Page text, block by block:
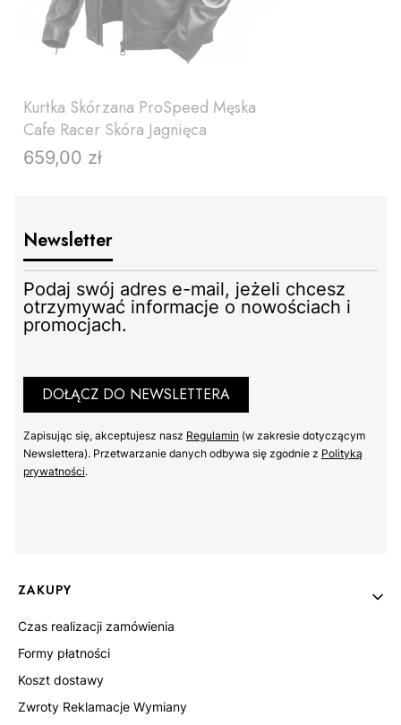
Kurtka Skórzana ProSpeed Męska
Cafe Racer Skóra Jagnięca
Cena
659,00 zł
Newsletter
Podaj swój adres e-mail, jeżeli chcesz
otrzymywać informacje o nowościach i
promocjach.
DOŁĄCZ DO NEWSLETTERA
Zapisując się, akceptujesz nasz ​ Regulamin ​​​ (w zakresie dotyczącym
Newslettera). Przetwarzanie danych odbywa się zgodnie z ​ Polityką
prywatności​​​.
Linki w stopce
ZAKUPY
Czas realizacji zamówienia
Formy płatności
Koszt dostawy
Zwroty Reklamacje Wymiany